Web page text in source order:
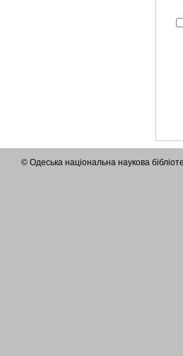
© Одеська національна наукова